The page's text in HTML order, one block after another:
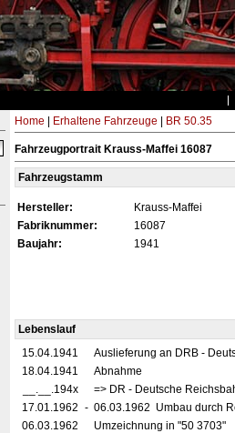
Home Erhaltene Fahrzeuge BR 50.35
Fahrzeugportrait Krauss-Maffei 16087
Fahrzeugstamm
Hersteller: Krauss-Maffei
Fabriknummer:
16087
Baujahr:
1941
Lebenslauf
15.04.1941
Auslieferung an DRB -
18.04.1941
Abnahme
__.__.194x
=> DR - Deutsche
17.01.1962 - 06.03.1962 Umbau durch
06.03.1962
Umzeichnung in "50 3703"